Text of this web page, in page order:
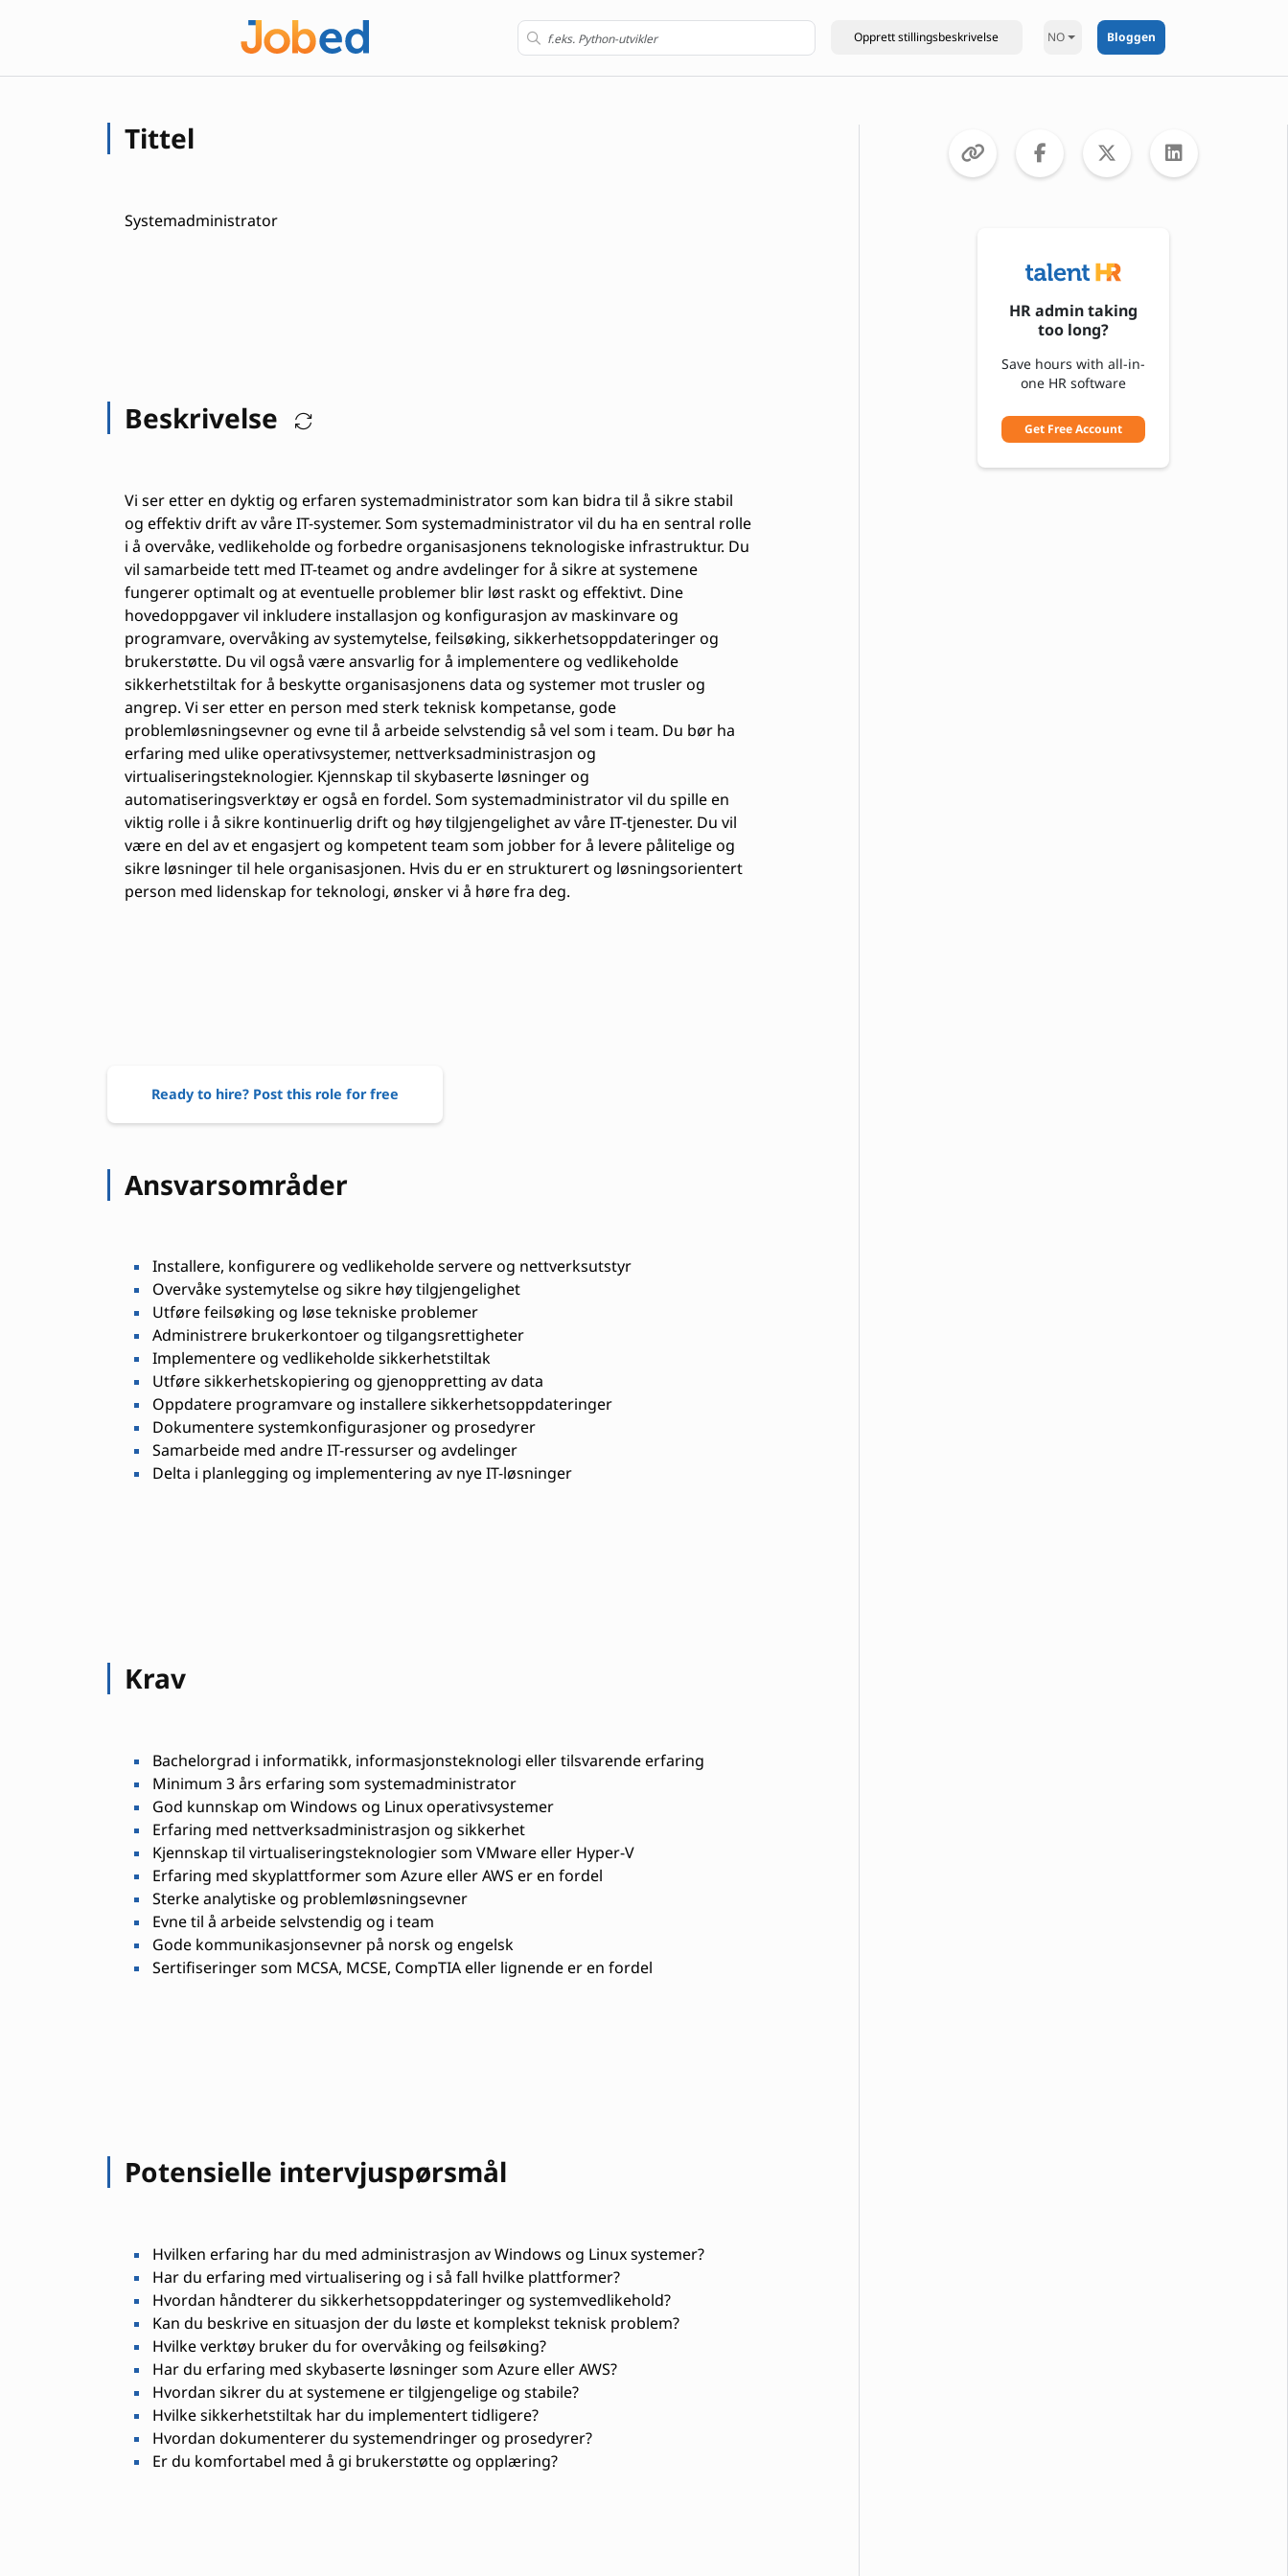
NO Bloggen
Tittel
Systemadministrator
Beskrivelse
Vi ser etter en dyktig og erfaren systemadministrator som kan bidra til å sikre stabil
og effektiv drift av våre IT-systemer. Som systemadministrator vil du ha en sentral rolle
i å overvåke, vedlikeholde og forbedre organisasjonens teknologiske infrastruktur. Du
vil samarbeide tett med IT-teamet og andre avdelinger for å sikre at systemene
fungerer optimalt og at eventuelle problemer blir løst raskt og effektivt. Dine
hovedoppgaver vil inkludere installasjon og konfigurasjon av maskinvare og
programvare, overvåking av systemytelse, feilsøking, sikkerhetsoppdateringer og
brukerstøtte. Du vil også være ansvarlig for å implementere og vedlikeholde
sikkerhetstiltak for å beskytte organisasjonens data og systemer mot trusler og
angrep. Vi ser etter en person med sterk teknisk kompetanse, gode
problemløsningsevner og evne til å arbeide selvstendig så vel som i team. Du bør ha
erfaring med ulike operativsystemer, nettverksadministrasjon og
virtualiseringsteknologier. Kjennskap til skybaserte løsninger og
automatiseringsverktøy er også en fordel. Som systemadministrator vil du spille en
viktig rolle i å sikre kontinuerlig drift og høy tilgjengelighet av våre IT-tjenester. Du vil
være en del av et engasjert og kompetent team som jobber for å levere pålitelige og
sikre løsninger til hele organisasjonen. Hvis du er en strukturert og løsningsorientert
person med lidenskap for teknologi, ønsker vi å høre fra deg.
Ready to hire? Post this role for free
Ansvarsområder
Installere, konfigurere og vedlikeholde servere og nettverksutstyr
Overvåke systemytelse og sikre høy tilgjengelighet
Utføre feilsøking og løse tekniske problemer
Administrere brukerkontoer og tilgangsrettigheter
Implementere og vedlikeholde sikkerhetstiltak
Utføre sikkerhetskopiering og gjenoppretting av data
Oppdatere programvare og installere sikkerhetsoppdateringer
Dokumentere systemkonfigurasjoner og prosedyrer
Samarbeide med andre IT-ressurser og avdelinger
Delta i planlegging og implementering av nye IT-løsninger
Krav
Bachelorgrad i informatikk, informasjonsteknologi eller tilsvarende erfaring
Minimum 3 års erfaring som systemadministrator
God kunnskap om Windows og Linux operativsystemer
Erfaring med nettverksadministrasjon og sikkerhet
Kjennskap til virtualiseringsteknologier som VMware eller Hyper-V
Erfaring med skyplattformer som Azure eller AWS er en fordel
Sterke analytiske og problemløsningsevner
Evne til å arbeide selvstendig og i team
Gode kommunikasjonsevner på norsk og engelsk
Sertifiseringer som MCSA, MCSE, CompTIA eller lignende er en fordel
Potensielle intervjuspørsmål
Hvilken erfaring har du med administrasjon av Windows og Linux systemer?
Har du erfaring med virtualisering og i så fall hvilke plattformer?
Hvordan håndterer du sikkerhetsoppdateringer og systemvedlikehold?
Kan du beskrive en situasjon der du løste et komplekst teknisk problem?
Hvilke verktøy bruker du for overvåking og feilsøking?
Har du erfaring med skybaserte løsninger som Azure eller AWS?
Hvordan sikrer du at systemene er tilgjengelige og stabile?
Hvilke sikkerhetstiltak har du implementert tidligere?
Hvordan dokumenterer du systemendringer og prosedyrer?
Er du komfortabel med å gi brukerstøtte og opplæring?
HR admin taking
too long?
Save hours with all-in-
one HR software
Get Free Account